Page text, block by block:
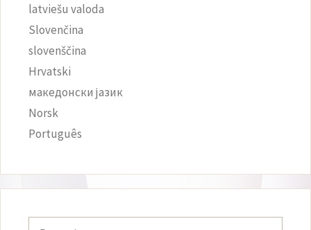
latviešu valoda
Slovenčina
slovenščina
Hrvatski
македонски јазик
Norsk
Português